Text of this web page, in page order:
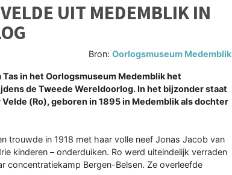
UIT MEDEMBLIK IN
Bron:Oorlogsmuseum Medemblik
in het Oorlogsmuseum Medemblik het
de Tweede Wereldoorlog. In het bijzonder staat
(Ro), geboren in 1895 in Medemblik als dochter
trouwde in 1918 met haar volle neef Jonas Jacob van
kinderen – onderduiken. Ro werd uiteindelijk verraden
concentratiekamp Bergen-Belsen. Ze overleefde